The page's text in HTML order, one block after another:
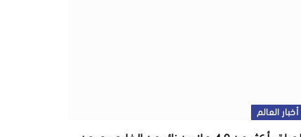
أخبار العالم